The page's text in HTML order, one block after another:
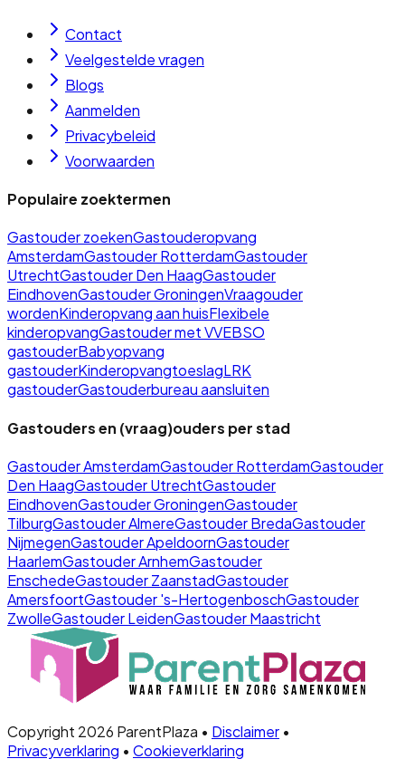
Contact
Veelgestelde vragen
Blogs
Aanmelden
Privacybeleid
Voorwaarden
Populaire zoektermen
Gastouder zoekenGastouderopvang
AmsterdamGastouder RotterdamGastouder
UtrechtGastouder Den HaagGastouder
EindhovenGastouder GroningenVraagouder
wordenKinderopvang aan huisFlexibele
kinderopvangGastouder met VVEBSO
gastouderBabyopvang
gastouderKinderopvangtoeslagLRK
gastouderGastouderbureau aansluiten
Gastouders en (vraag)ouders per stad
GastouderAmsterdamGastouderRotterdamGastouder
Den HaagGastouderUtrechtGastouder
EindhovenGastouderGroningenGastouder
TilburgGastouderAlmereGastouderBredaGastouder
NijmegenGastouderApeldoornGastouder
HaarlemGastouderArnhemGastouder
EnschedeGastouderZaanstadGastouder
AmersfoortGastouder's-HertogenboschGastouder
ZwolleGastouderLeidenGastouderMaastricht
Copyright 2026 ParentPlaza • Disclaimer •
Privacyverklaring • Cookieverklaring